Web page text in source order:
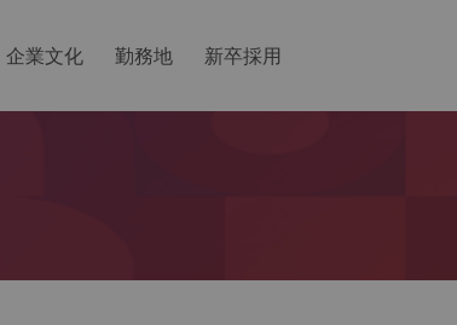
企業文化 勤務地 新卒採用